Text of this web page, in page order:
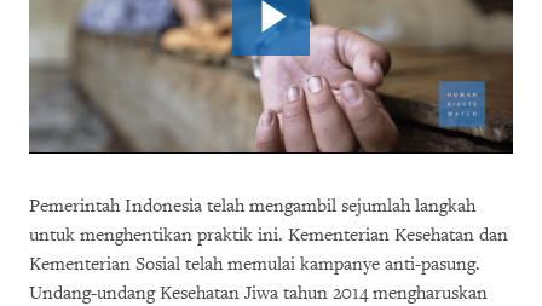
Pemerintah Indonesia telah mengambil sejumlah langkah
untuk menghentikan praktik ini. Kementerian Kesehatan dan
Kementerian Sosial telah memulai kampanye anti-pasung.
Undang-undang Kesehatan Jiwa tahun 2014 mengharuskan